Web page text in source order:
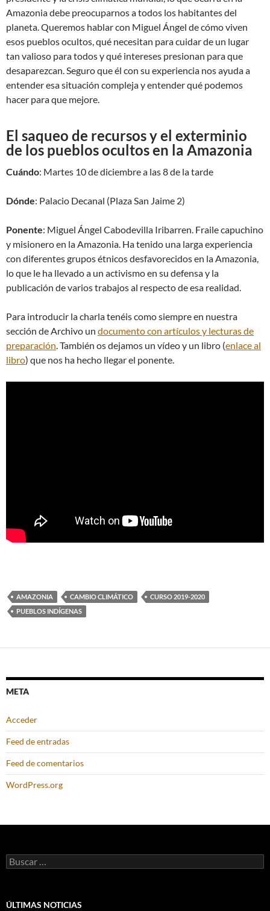
Amazonia debe preocuparnos a todos los habitantes del
planeta. Queremos hablar con Miguel Ángel de cómo viven
esos pueblos ocultos, qué necesitan para cuidar de un lugar
tan valioso para todos y qué intereses presionan para que
desaparezcan. Seguro que él con su experiencia nos ayuda a
entender esa situación compleja y entender qué podemos
hacer para que mejore.
El saqueo de recursos y el exterminio
de los pueblos ocultos en la Amazonia
Cuándo: Martes 10 de diciembre a las 8 de la tarde
Dónde: Palacio Decanal (Plaza San Jaime 2)
Ponente: Miguel Ángel Cabodevilla Iribarren. Fraile capuchino
y misionero en la Amazonia. Ha tenido una larga experiencia
con diferentes grupos étnicos desfavorecidos en la Amazonia,
lo que le ha llevado a un activismo en su defensa y la
publicación de varios trabajos al respecto de esa realidad.
Para introducir la charla tenéis como siempre en nuestra
sección de Archivo un documento con artículos y lecturas de
preparación. También os dejamos un vídeo y un libro (enlace al
libro) que nos ha hecho llegar el ponente.
AMAZONIA CAMBIO CLIMÁTICO
CURSO 2019-2020
PUEBLOS INDÍGENAS
META
Acceder
Feed de entradas
Feed de comentarios
WordPress.org
Buscar:
ÚLTIMAS NOTICIAS